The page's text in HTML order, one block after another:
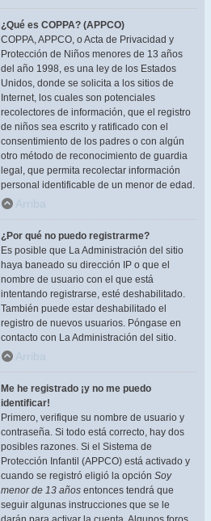
¿Qué es COPPA? (APPCO)
COPPA, APPCO, o Acta de Privacidad y
Protección de Niños menores de 13 años
del año 1998, es una ley de los Estados
Unidos, donde se solicita a los sitios de
Internet, los cuales son potenciales
recolectores de información, que el registro
de niños sea escrito y ratificado con el
consentimiento de los padres o con algún
otro método de reconocimiento de guardia
legal, que permita recolectar información
personal identificable de un menor de edad.
Arriba
¿Por qué no puedo registrarme?
Es posible que La Administración del sitio
haya baneado su dirección IP o que el
nombre de usuario con el que está
intentando registrarse, esté deshabilitado.
También puede estar deshabilitado el
registro de nuevos usuarios. Póngase en
contacto con La Administración del sitio.
Arriba
Me he registrado ¡y no me puedo
identificar!
Primero, verifique su nombre de usuario y
contraseña. Si todo está correcto, hay dos
posibles razones. Si el Sistema de
Protección Infantil (APPCO) está activado y
cuando se registró eligió la opción Soy
menor de 13 años entonces tendrá que
seguir algunas instrucciones que se le